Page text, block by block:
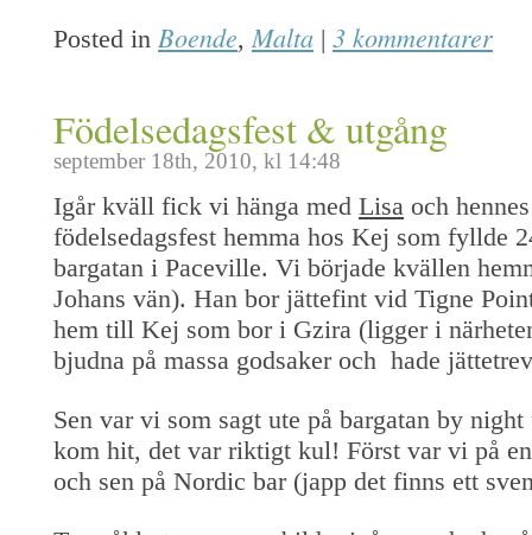
Posted in Boende,Malta | 3 kommentarer
Födelsedagsfest & utgång
september 18th, 2010, kl 14:48
Igår kväll fick vi hänga med Lisa och
födelsedagsfest hemma hos Kej som fyllde
bargatan i Paceville. Vi började kvällen
Johans vän). Han bor jättefint vid Tigne
hem till Kej som bor i Gzira (ligger i
bjudna på massa godsaker och hade
Sen var vi som sagt ute på bargatan by
kom hit, det var riktigt kul! Först var vi på en
och sen på Nordic bar (japp det finns ett